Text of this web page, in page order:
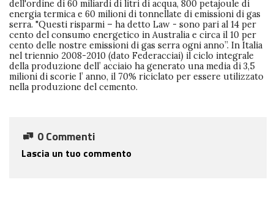
dell'ordine di 60 miliardi di litri di acqua, 800 petajoule di
energia termica e 60 milioni di tonnellate di emissioni di gas
serra. "Questi risparmi – ha detto Law - sono pari al 14 per
cento del consumo energetico in Australia e circa il 10 per
cento delle nostre emissioni di gas serra ogni anno”. In Italia
nel triennio 2008-2010 (dato Federacciai) il ciclo integrale
della produzione dell’ acciaio ha generato una media di 3,5
milioni di scorie l’ anno, il 70% riciclato per essere utilizzato
nella produzione del cemento.
0 Commenti
Lascia un tuo commento